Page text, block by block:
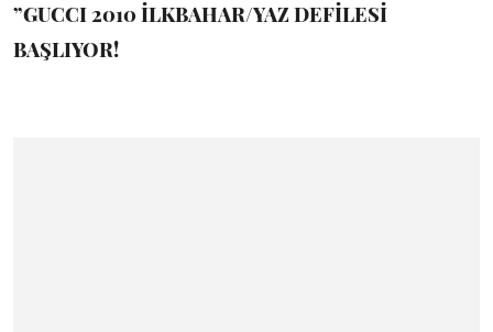
”GUCCI 2010 İLKBAHAR/YAZ DEFİLESİ
BAŞLIYOR!